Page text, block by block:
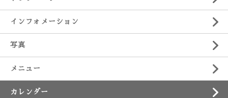
インフォメーション
写真
メニュー
カレンダー